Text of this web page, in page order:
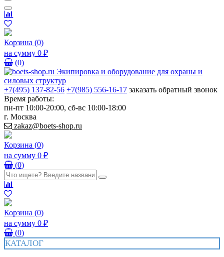
Корзина (0)
на сумму 0 ₽
(0)
+7(495) 137-82-56 +7(985) 556-16-17 заказать обратный звонок
Время работы:
пн-пт 10:00-20:00, сб-вс 10:00-18:00
г. Москва
zakaz@boets-shop.ru
Корзина (0)
на сумму 0 ₽
(0)
Корзина (0)
на сумму 0 ₽
(0)
КАТАЛОГ